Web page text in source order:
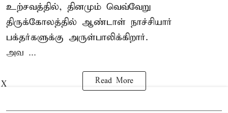
உற்சவத்தில், தினமும் வெவ்வேறு
திருக்கோலத்தில் ஆண்டாள் நாச்சியார்
பக்தர்களுக்கு அருள்பாலிக்கிறார்.
அவ ...
Read More
X